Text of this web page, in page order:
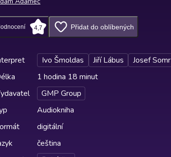
4,7 Přidat do oblíbených
Ivo Šmoldas Jiří Lábus Josef Somr
1 hodina 18 minut
GMP Group
Audiokniha
digitální
čeština